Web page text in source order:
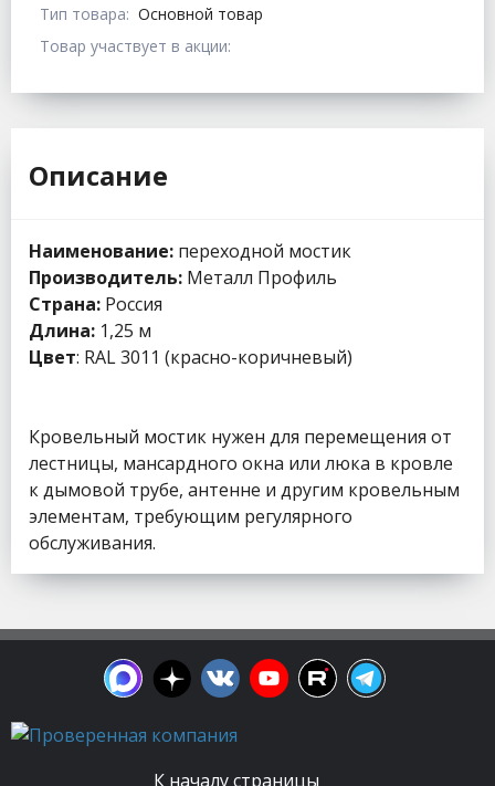
Тип товара: Основной товар
Товар участвует в акции:
Описание
Наименование: переходной мостик
Производитель: Металл Профиль
Страна: Россия
Длина: 1,25 м
Цвет: RAL 3011 (красно-коричневый)
Кровельный мостик нужен для перемещения от
лестницы, мансардного окна или люка в кровле
к дымовой трубе, антенне и другим кровельным
элементам, требующим регулярного
обслуживания.
К началу страницы